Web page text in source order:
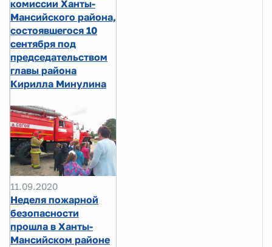
комиссии Ханты-
Мансийского района,
состоявшегося 10
сентября под
председательством
главы района
Кирилла Минулина
11.09.2020
Неделя пожарной
безопасности
прошла в Ханты-
Мансийском районе